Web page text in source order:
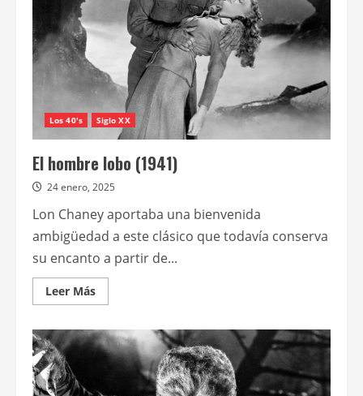
Universal
en
el
“Sueños
y
pesadillas”
Los 40's Siglo XX
El hombre lobo (1941)
24 enero, 2025
Lon Chaney aportaba una bienvenida
ambigüedad a este clásico que todavía conserva
su encanto a partir de...
Leer MásLeer
más
El
hombre
lobo
(1941)